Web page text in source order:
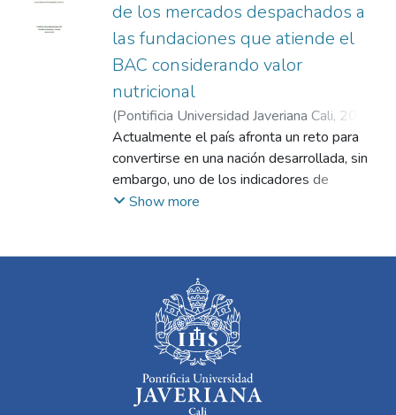
de los mercados despachados a
las fundaciones que atiende el
BAC considerando valor
nutricional
(Pontificia Universidad Javeriana Cali, 2024
Barrera Zapata, Joan Sebastián ;Muñoz
Prado, Francisco
Actualmente el país afronta un reto para
convertirse en una nación desarrollada, sin
embargo, uno de los indicadores de
desarrollo está asociado al nivel de
población subalimentada (FAO, 2021). Es
por esto que surgen estrategias para
combatir este problema, como los
Objetivos de Desarrollo Sostenible (ODS) y
organizaciones como los Bancos de
Alimentos (BAC) que se alinean con los
Show more